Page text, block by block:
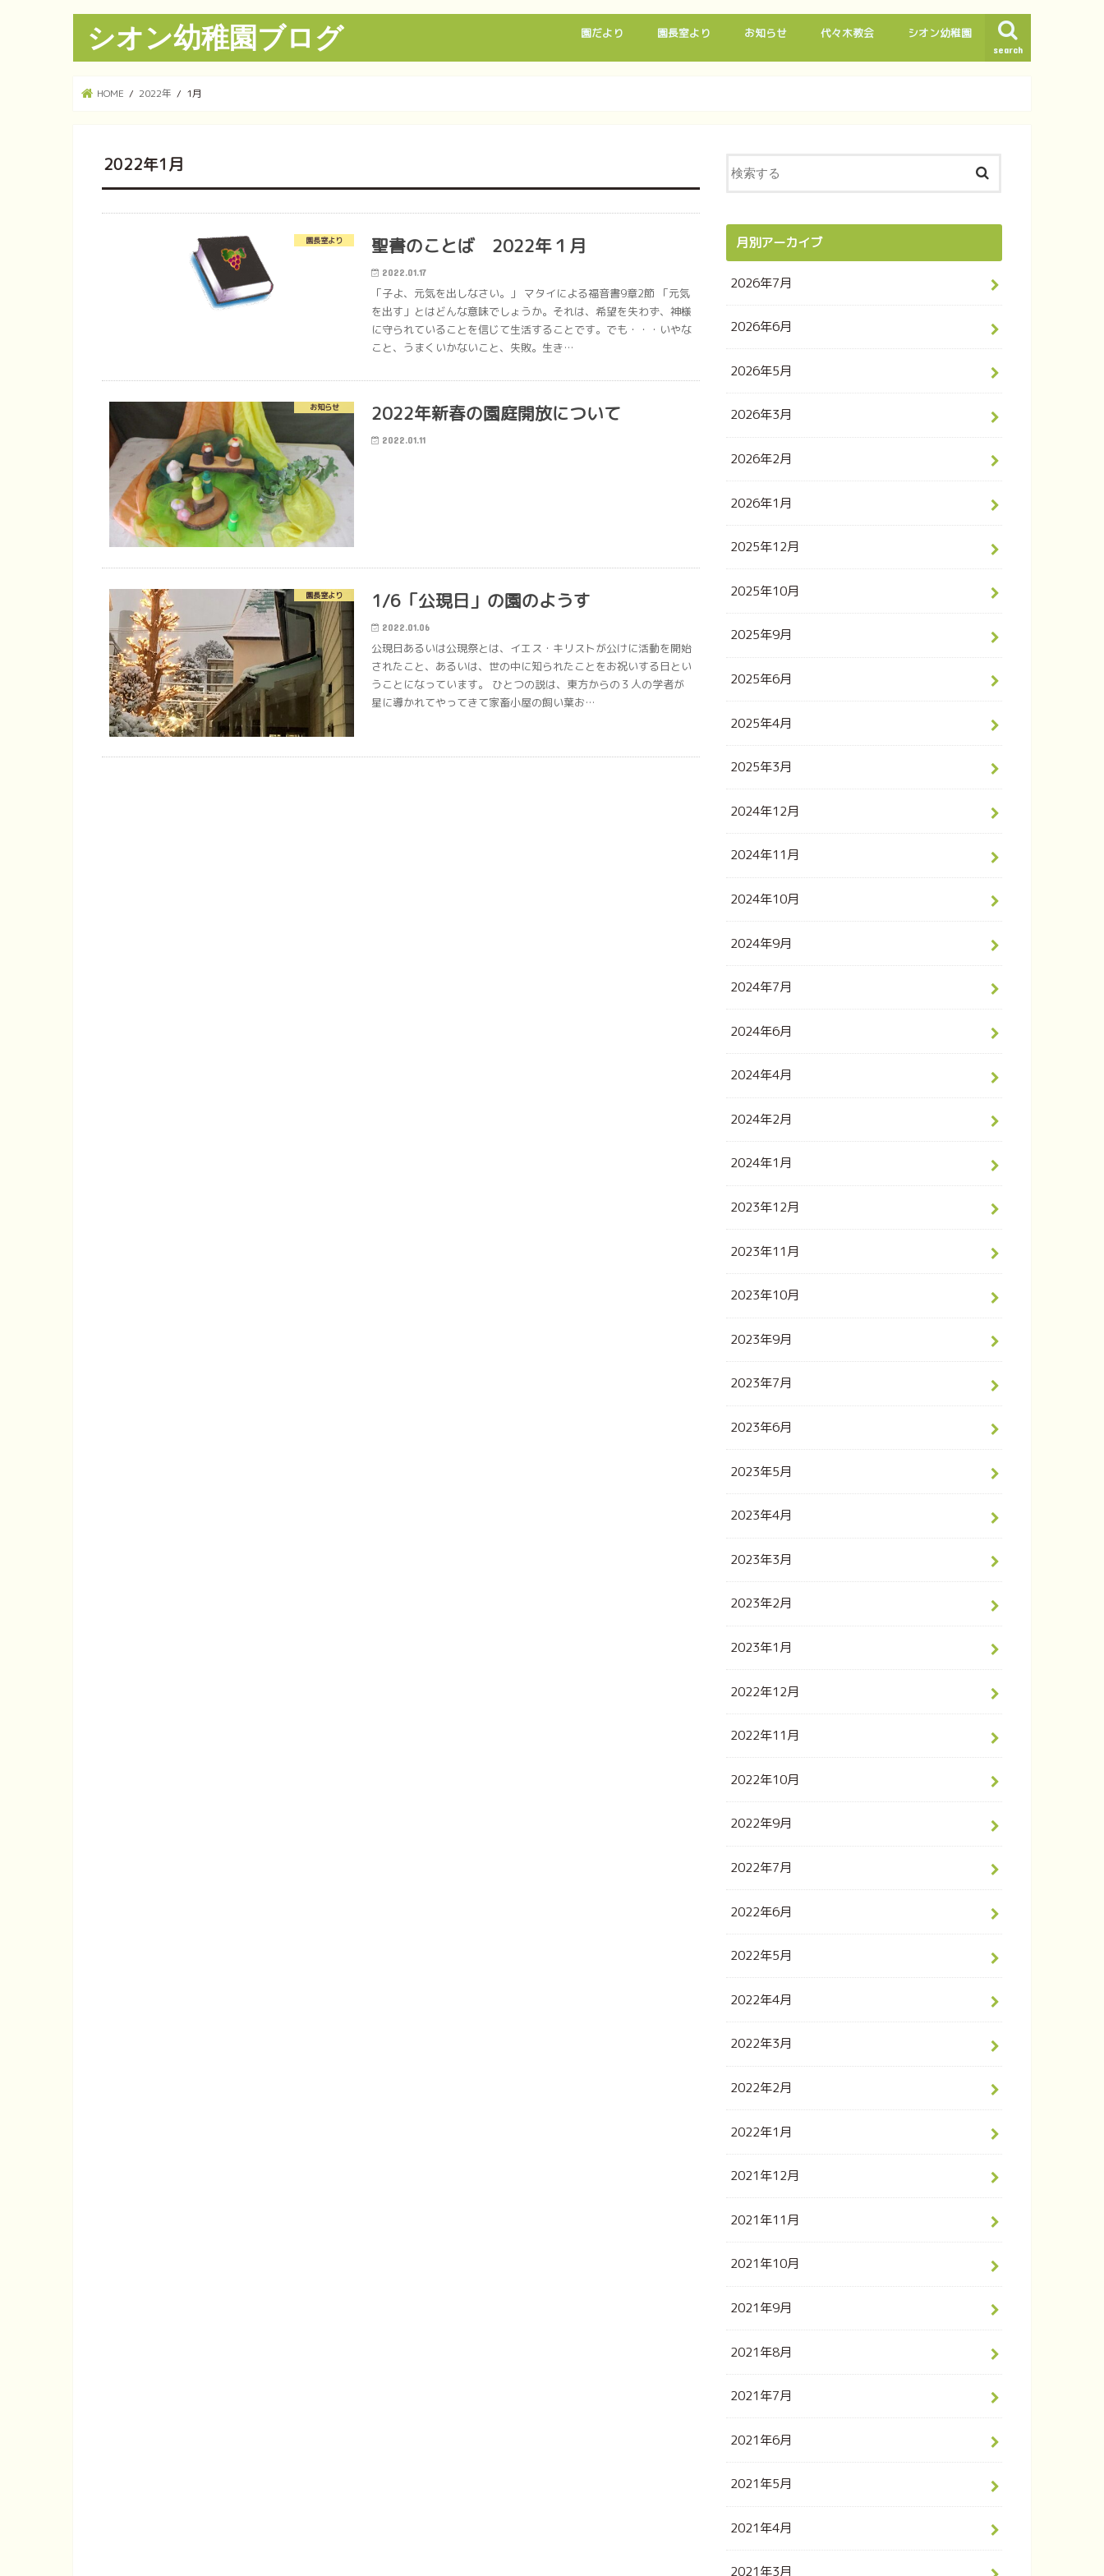
シオン幼稚園ブログ search
園だより 園長室より お知らせ 代々木教会 シオン幼稚園
HOME 2022年 1月
2022年1月
園長室より 聖書のことば 2022年１月
2022.01.17
「子よ、元気を出しなさい。」 マタイによる福音書9章2節 「元気
を出す」とはどんな意味でしょうか。それは、希望を失わず、神様
に守られていることを信じて生活することです。でも・・・いやな
こと、うまくいかないこと、失敗。生き…
お知らせ 2022年新春の園庭開放について
2022.01.11
園長室より 1/6「公現日」の園のようす
2022.01.06
公現日あるいは公現祭とは、イエス・キリストが公けに活動を開始
されたこと、あるいは、世の中に知られたことをお祝いする日とい
うことになっています。 ひとつの説は、東方からの３人の学者が
星に導かれてやってきて家畜小屋の飼い葉お…
月別アーカイブ
2026年7月
2026年6月
2026年5月
2026年3月
2026年2月
2026年1月
2025年12月
2025年10月
2025年9月
2025年6月
2025年4月
2025年3月
2024年12月
2024年11月
2024年10月
2024年9月
2024年7月
2024年6月
2024年4月
2024年2月
2024年1月
2023年12月
2023年11月
2023年10月
2023年9月
2023年7月
2023年6月
2023年5月
2023年4月
2023年3月
2023年2月
2023年1月
2022年12月
2022年11月
2022年10月
2022年9月
2022年7月
2022年6月
2022年5月
2022年4月
2022年3月
2022年2月
2022年1月
2021年12月
2021年11月
2021年10月
2021年9月
2021年8月
2021年7月
2021年6月
2021年5月
2021年4月
2021年3月